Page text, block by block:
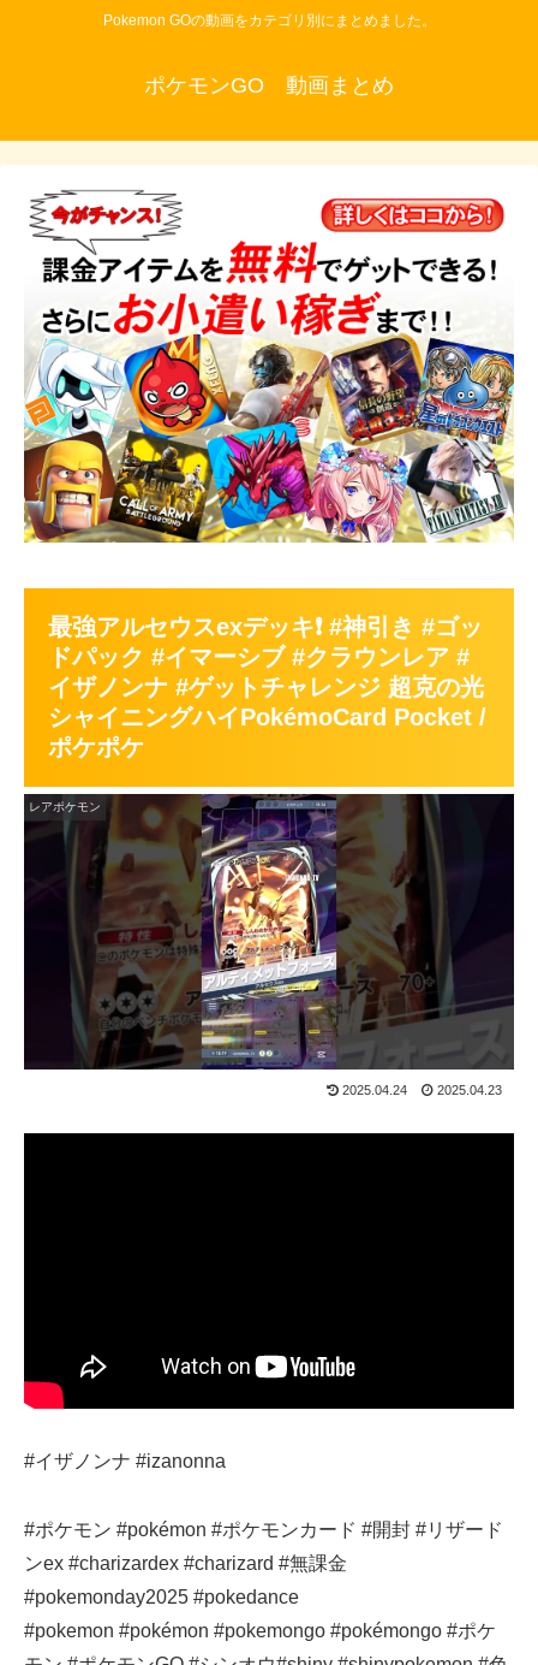
Pokemon GOの動画をカテゴリ別にまとめました。
ポケモンGO 動画まとめ
最強アルセウスexデッキ❗️ #神引き #ゴッ
ドパック #イマーシブ #クラウンレア #
イザノンナ #ゲットチャレンジ 超克の光
シャイニングハイPokémoCard Pocket /
ポケポケ
レアポケモン
2025.04.24 2025.04.23
#イザノンナ #izanonna
#ポケモン #pokémon #ポケモンカード #開封 #リザード
ンex #charizardex #charizard #無課金
#pokemonday2025 #pokedance
#pokemon #pokémon #pokemongo #pokémongo #ポケ